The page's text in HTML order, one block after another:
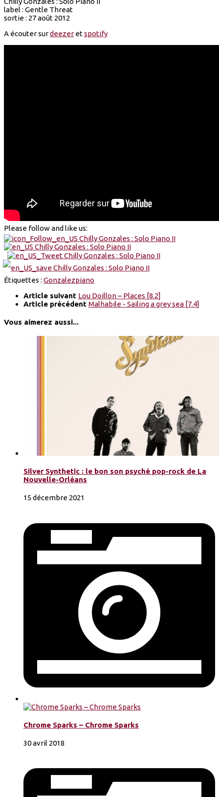
label : Gentle Threat
sortie : 27 août 2012
A écouter surdeezeretspotify
Please follow and like us:
Étiquettes : Gonzalezpiano
Article suivant Lou Doillon – Places [8.2]
Article précédent Malhabile - Sailing a grey sea [7.4]
Vous aimerez aussi...
Silver Synthetic : le bon son psyché pop-rock de La
Nouvelle-Orléans
15 décembre 2021
Chrome Sparks – Chrome Sparks
30 avril 2018